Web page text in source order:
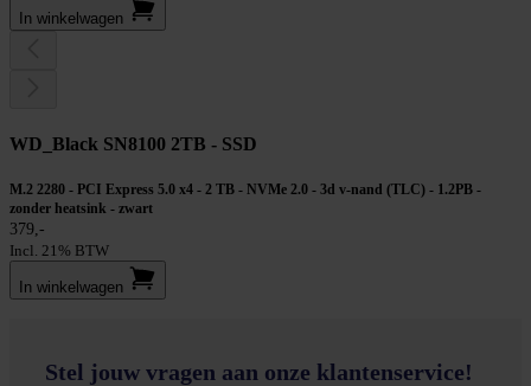
In winkel­wagen
WD_Black SN8100 2TB - SSD
M.2 2280 - PCI Express 5.0 x4 - 2 TB - NVMe 2.0 - 3d v-nand (TLC) - 1.2PB -
zonder heatsink - zwart
379,-
Incl. 21% BTW
In winkel­wagen
Stel jouw vragen aan onze klantenservice!